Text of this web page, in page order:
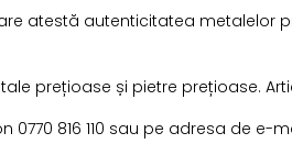
atestă autenticitatea metalelor
prețioase și pietre prețioase.
816 110 sau pe adresa de e-